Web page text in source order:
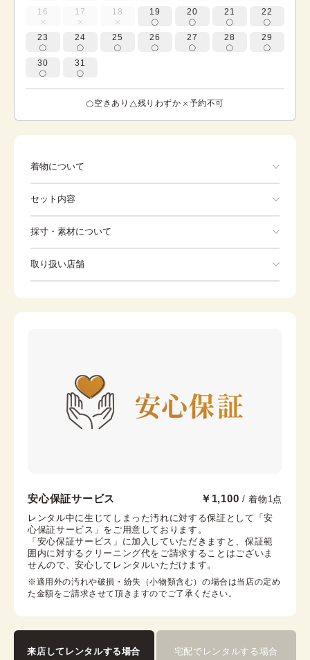
16 17 18 19 20 21 22
23 24 25 26 27 28 29
30 31
空きあり 残りわずか 予約不可
着物について
映える訪問着です。こちらの訪問着の名前「小春日和」と
温かな言葉を用いるところが、日本人らしいセンスを感じ
させます。また、裾や袖などには華文と可憐な花が描かれ
ており、「小春」ではなく、明るく軽やかな「春」を思わ
せる着物となっています。小春の日やポカポカと暖かい春
の時期に和装でお出掛けする際にオススメの訪問着です。
セット内容
※着付けに必要な一式をすべて含みます。
着物
足袋 肌着
帯締め 帯揚げ
伊達襟 コーリンベルト
採寸・素材について
身丈 163cm
取り扱い店舗
東京都中央区銀座6-12-10 旭ビル 3階
営業時間： 10:00~ 18:00
着付け最終受付時間：16:30
返却締め切り時間：18:00
安心保証サービス ￥1,100 / 着物1点
レンタル中に生じてしまった汚れに対する保証として「安
心保証サービス」をご用意しております。
「安心保証サービス」に加入していただきますと、保証範
囲内に対するクリーニング代をご請求することはございま
せんので、安心してレンタルいただけます。
※適用外の汚れや破損・紛失（小物類含む）の場合は当店の定め
た金額をご請求させて頂きますのでご了承ください。
来店してレンタルする場合 宅配でレンタルする場合